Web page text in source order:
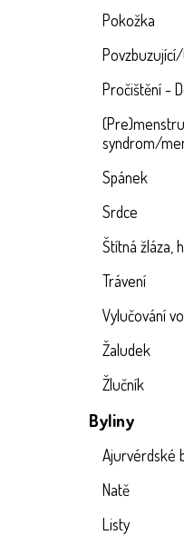
Pokožka
Pročištění -
syndrom/
Spánek
Srdce
Štítná žláza,
Trávení
Vylučování
Žaludek
Žlučník
Byliny
Ajurvérdské
Natě
Listy